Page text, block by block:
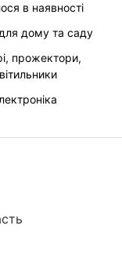
в наявності
дому та саду
прожектори,